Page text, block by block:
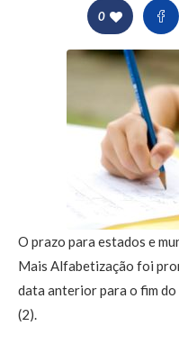
0
O prazo para estados e
Mais Alfabetização foi
data anterior para o fim
(2).